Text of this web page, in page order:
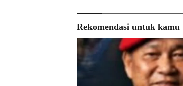
Rekomendasi untuk kamu